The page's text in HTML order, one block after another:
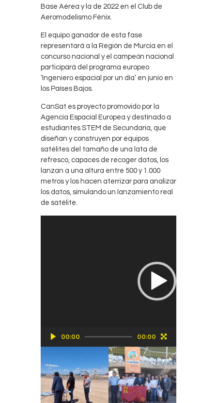
Base Aérea y la de 2022 en el Club de
Aeromodelismo Fénix.
El equipo ganador de esta fase
representará a la Región de Murcia en el
concurso nacional y el campeón nacional
participará del programa europeo
‘Ingeniero espacial por un día’ en junio en
los Países Bajos.
CanSat es proyecto promovido por la
Agencia Espacial Europea y destinado a
estudiantes STEM de Secundaria, que
diseñan y construyen por equipos
satélites del tamaño de una lata de
refresco, capaces de recoger datos, los
lanzan a una altura entre 500 y 1.000
metros y los hacen aterrizar para analizar
los datos, simulando un lanzamiento real
de satélite.
00:00 00:00